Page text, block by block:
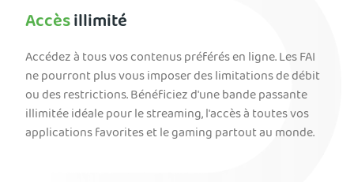
Accèsillimité
Accédez à tous vos contenus préférés en ligne. Les FAI
ne pourront plus vous imposer des limitations de débit
ou des restrictions. Bénéficiez d'une bande passante
illimitée idéale pour le streaming, l'accès à toutes vos
applications favorites et le gaming partout au monde.